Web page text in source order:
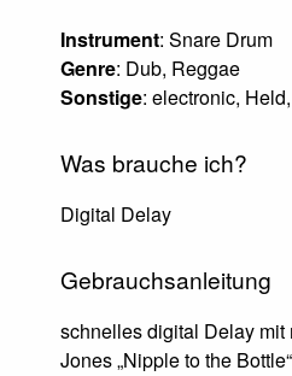
Instrument: Snare Drum
Genre: Dub, Reggae
Sonstige: electronic,
Was brauche ich?
Digital Delay
Gebrauchsanleitung
schnelles digital Delay
Jones „Nipple to the